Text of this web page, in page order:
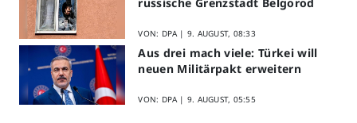
VON: DPA | 9. AUGUST, 08:33
Aus drei mach viele: Türkei will
neuen Militärpakt erweitern
VON: DPA | 9. AUGUST, 05:55